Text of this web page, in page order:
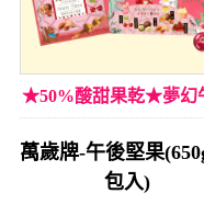
★50%酸甜果乾★夢幻
享受
萬歲牌-午後堅果
包入)